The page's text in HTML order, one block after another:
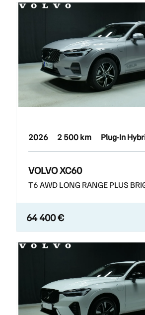
2026 2 500 km Plug-In
VOLVO XC60
T6 AWD LONG RANGE PLUS
64 400 €